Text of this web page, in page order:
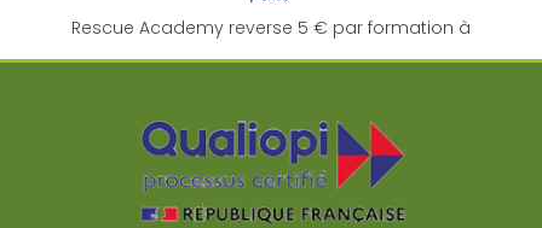
Rescue Academy reverse 5 € par formation à
malade !